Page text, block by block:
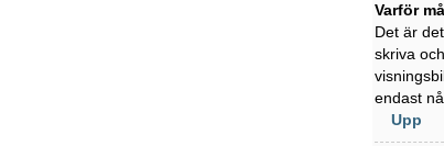
Varför
Det är
skriva
endast
Upp